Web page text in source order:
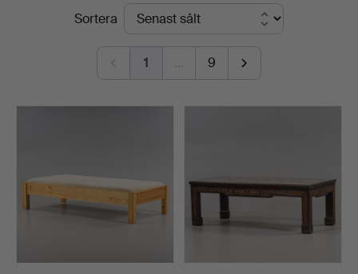
Hammarö
Auktionsverk
SlutpriserSortera
1 … 9